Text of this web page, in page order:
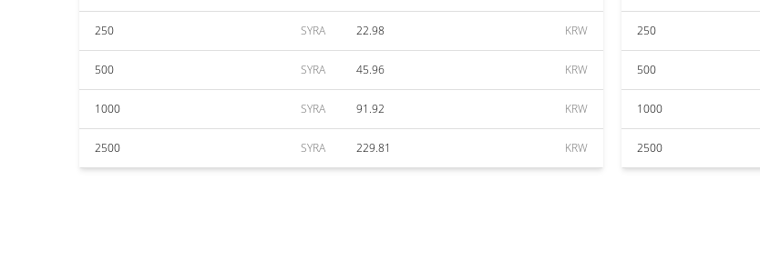
250 SYRA 22.98 KRW
500 SYRA 45.96 KRW
1000 SYRA 91.92 KRW
2500 SYRA 229.81 KRW
250
500
1000
2500